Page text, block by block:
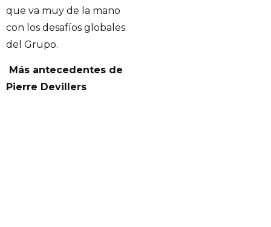
que va muy de la mano
con los desafíos globales
del Grupo.
Más antecedentes de
Pierre Devillers